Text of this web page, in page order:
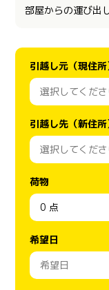
部屋からの運び出
引越し元（現住所
引越し先（新住所
荷物
希望日